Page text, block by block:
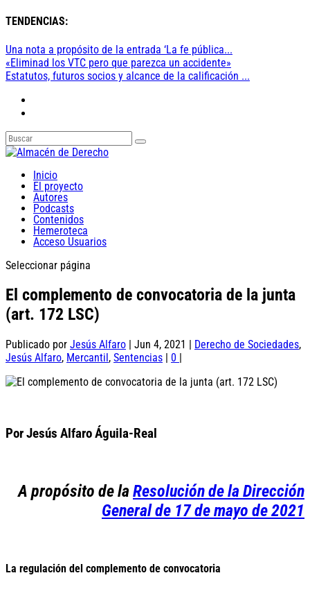
TENDENCIAS:
Una nota a propósito de la entrada ‘La fe pública...
«Eliminad los VTC pero que parezca un accidente»
Estatutos, futuros socios y alcance de la calificación ...
Inicio
El proyecto
Autores
Podcasts
Contenidos
Hemeroteca
Acceso Usuarios
Seleccionar página
El complemento de convocatoria de la junta
(art. 172 LSC)
Publicado por Jesús Alfaro Jun 4, 2021 Derecho de Sociedades,
Jesús Alfaro, Mercantil , Sentencias 0
Por Jesús Alfaro Águila-Real
A propósito de la Resolución de la Dirección
General de 17 de mayo de 2021
La regulación del complemento de convocatoria